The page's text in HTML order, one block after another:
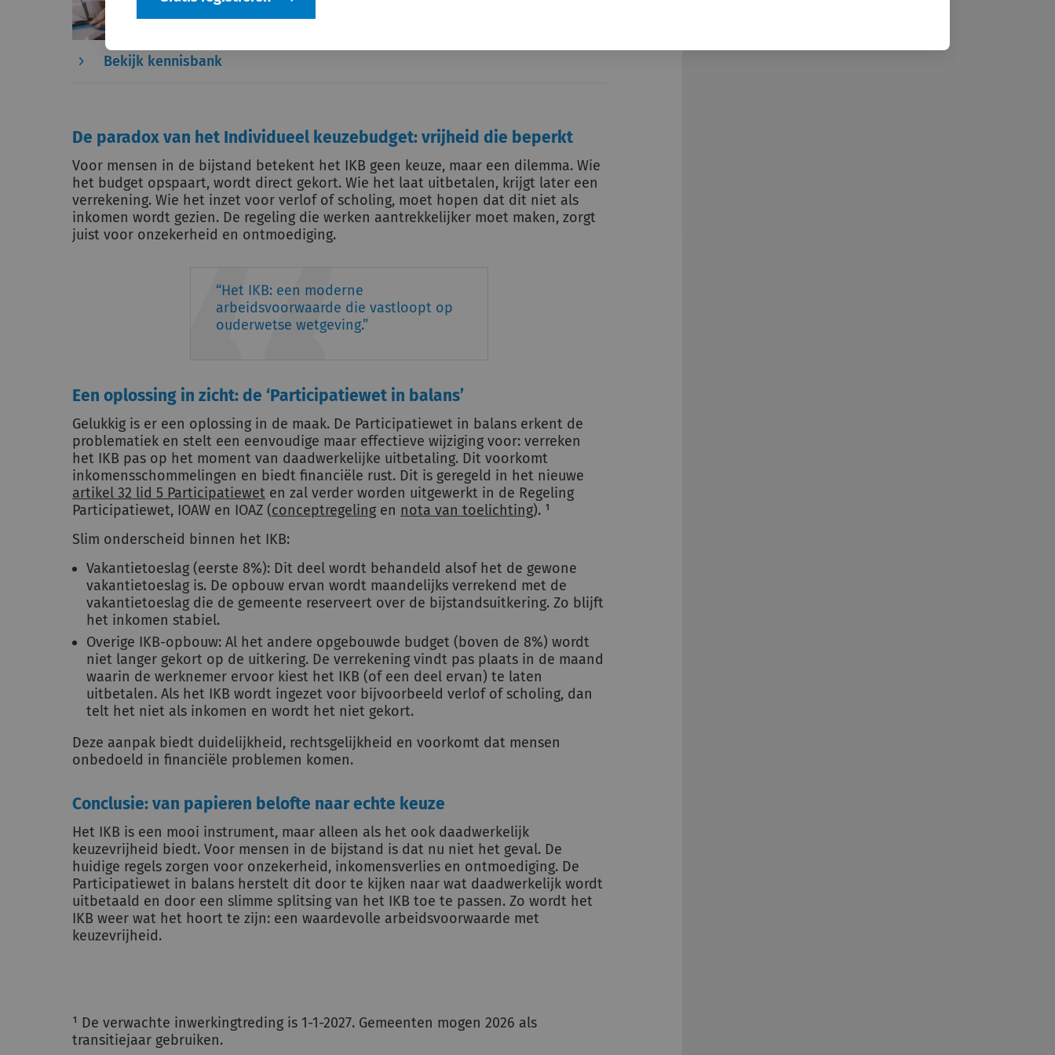
Bekijk kennisbank
De paradox van het Individueel keuzebudget: vrijheid die beperkt
Voor mensen in de bijstand betekent het IKB geen keuze, maar een dilemma. Wie
het budget opspaart, wordt direct gekort. Wie het laat uitbetalen, krijgt later een
verrekening. Wie het inzet voor verlof of scholing, moet hopen dat dit niet als
inkomen wordt gezien. De regeling die werken aantrekkelijker moet maken, zorgt
juist voor onzekerheid en ontmoediging.
Het IKB: een moderne
arbeidsvoorwaarde die vastloopt op
ouderwetse wetgeving.
Een oplossing in zicht: de ‘Participatiewet in balans’
Gelukkig is er een oplossing in de maak. De Participatiewet in balans erkent de
problematiek en stelt een eenvoudige maar effectieve wijziging voor: verreken
het IKB pas op het moment van daadwerkelijke uitbetaling. Dit voorkomt
inkomensschommelingen en biedt financiële rust. Dit is geregeld in het nieuwe
artikel 32 lid 5 Participatiewet en zal verder worden uitgewerkt in de Regeling
Participatiewet, IOAW en IOAZ (conceptregeling en nota van toelichting). ¹
Slim onderscheid binnen het IKB:
Vakantietoeslag (eerste 8%): Dit deel wordt behandeld alsof het de gewone
vakantietoeslag is. De opbouw ervan wordt maandelijks verrekend met de
vakantietoeslag die de gemeente reserveert over de bijstandsuitkering. Zo blijft
het inkomen stabiel.
Overige IKB-opbouw: Al het andere opgebouwde budget (boven de 8%) wordt
niet langer gekort op de uitkering. De verrekening vindt pas plaats in de maand
waarin de werknemer ervoor kiest het IKB (of een deel ervan) te laten
uitbetalen. Als het IKB wordt ingezet voor bijvoorbeeld verlof of scholing, dan
telt het niet als inkomen en wordt het niet gekort.
Deze aanpak biedt duidelijkheid, rechtsgelijkheid en voorkomt dat mensen
onbedoeld in financiële problemen komen.
Conclusie: van papieren belofte naar echte keuze
Het IKB is een mooi instrument, maar alleen als het ook daadwerkelijk
keuzevrijheid biedt. Voor mensen in de bijstand is dat nu niet het geval. De
huidige regels zorgen voor onzekerheid, inkomensverlies en ontmoediging. De
Participatiewet in balans herstelt dit door te kijken naar wat daadwerkelijk wordt
uitbetaald en door een slimme splitsing van het IKB toe te passen. Zo wordt het
IKB weer wat het hoort te zijn: een waardevolle arbeidsvoorwaarde met
keuzevrijheid.
¹ De verwachte inwerkingtreding is 1-1-2027. Gemeenten mogen 2026 als
transitiejaar gebruiken.